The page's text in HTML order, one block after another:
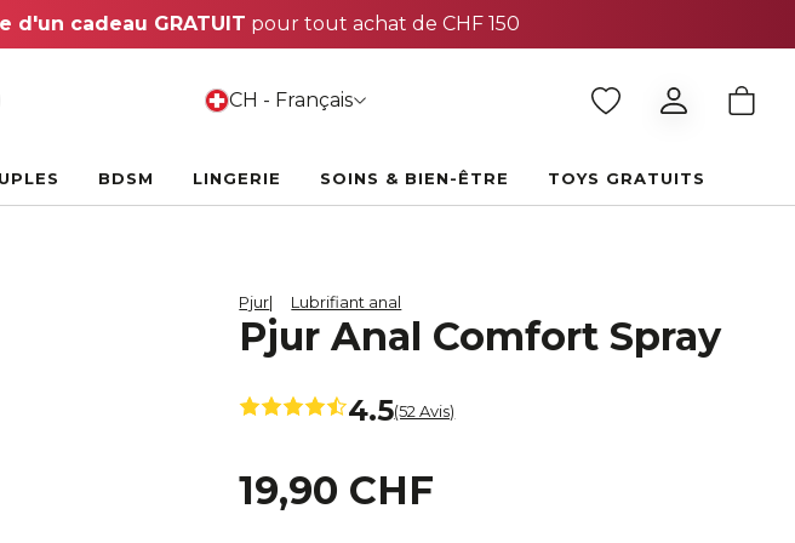
70 % de rabais !
CH - Français
BDSM LINGERIE SOINS & BIEN-ÊTRE TOYS GRATUITS
Pjur Lubrifiant anal
Pjur Anal Comfort Spray
4.5(52 Avis)
19,90 CHF